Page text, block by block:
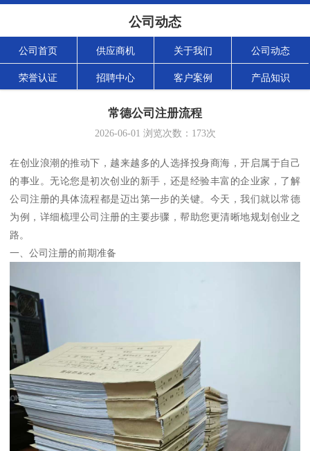
公司动态
公司首页 供应商机 关于我们 公司动态
荣誉认证 招聘中心 客户案例 产品知识
常德公司注册流程
2026-06-01 浏览次数： 173次
在创业浪潮的推动下，越来越多的人选择投身商海，开启属于自己
的事业。无论您是初次创业的新手，还是经验丰富的企业家，了解
公司注册的具体流程都是迈出第一步的关键。今天，我们就以常德
为例，详细梳理公司注册的主要步骤，帮助您更清晰地规划创业之
路。
一、公司注册的前期准备